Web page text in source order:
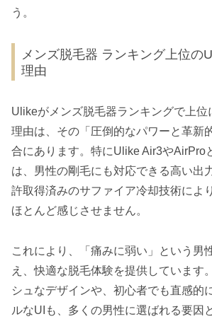
う。
メンズ脱毛器 ランキング上位の
理由
Ulikeがメンズ脱毛器ランキングで上位
理由は、その「圧倒的なパワーと革新
合にあります。特にUlike Air3やAirPro
は、男性の剛毛にも対応できる高い出
許取得済みのサファイア冷却技術によ
ほとんど感じさせません。
これにより、「痛みに弱い」という男
え、快適な脱毛体験を提供しています
シュなデザインや、初心者でも直感的
ルなUIも、多くの男性に選ばれる要因